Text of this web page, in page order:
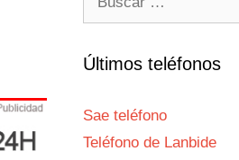
Últimos teléfonos
Sae teléfono
Teléfono de Lanbide